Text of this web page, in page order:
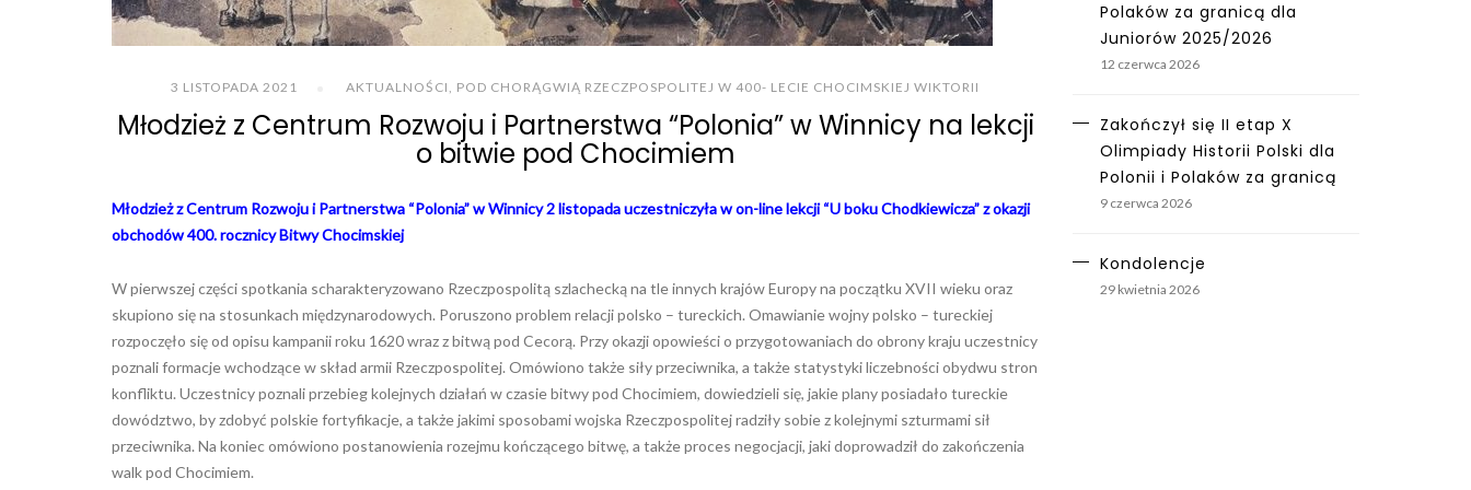
3 LISTOPADA 2021 AKTUALNOŚCI, POD CHORĄGWIĄ RZECZPOSPOLITEJ W 400- LECIE CHOCIMSKIEJ WIKTORII
Młodzież z Centrum Rozwoju i Partnerstwa “Polonia” w Winnicy na lekcji
o bitwie pod Chocimiem
Młodzież z Centrum Rozwoju i Partnerstwa “Polonia” w Winnicy 2listopada uczestniczyła w on-line lekcji “U boku Chodkiewicza” z okazji
obchodów 400. rocznicy Bitwy Chocimskiej
W pierwszej części spotkania scharakteryzowano Rzeczpospolitą szlachecką na tle innych krajów Europy na początku XVII wieku oraz
skupiono się na stosunkach międzynarodowych. Poruszono problem relacji polsko – tureckich. Omawianie wojny polsko – tureckiej
rozpoczęło się od opisu kampanii roku 1620 wraz z bitwą pod Cecorą. Przy okazji opowieści o przygotowaniach do obrony kraju uczestnicy
poznali formacje wchodzące w skład armii Rzeczpospolitej. Omówiono także siły przeciwnika, a także statystyki liczebności obydwu stron
konfliktu. Uczestnicy poznali przebieg kolejnych działań w czasie bitwy pod Chocimiem, dowiedzieli się, jakie plany posiadało tureckie
dowództwo, by zdobyć polskie fortyfikacje, a także jakimi sposobami wojska Rzeczpospolitej radziły sobie z kolejnymi szturmami sił
przeciwnika. Na koniec omówiono postanowienia rozejmu kończącego bitwę, a także proces negocjacji, jaki doprowadził do zakończenia
walk pod Chocimiem.
Polaków za granicą dla
Juniorów 2025/2026
12 czerwca 2026
Zakończył się II etap X
Olimpiady Historii Polski dla
Polonii i Polaków za granicą
9 czerwca 2026
Kondolencje
29 kwietnia 2026